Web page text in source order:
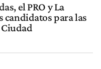
el PRO y La
candidatos para las